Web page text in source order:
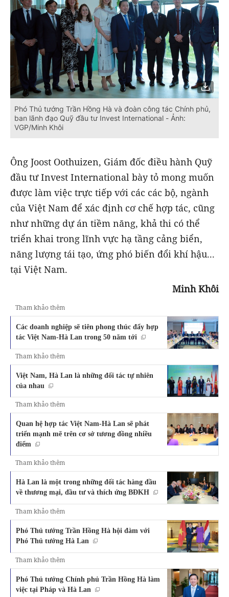
Phó Thủ tướng Trần Hồng Hà và đoàn công tác Chính phủ,
ban lãnh đạo Quỹ đầu tư Invest International - Ảnh:
VGP/Minh Khôi
Ông Joost Oothuizen, Giám đốc điều hành Quỹ
đầu tư Invest International bày tỏ mong muốn
được làm việc trực tiếp với các các bộ, ngành
của Việt Nam để xác định cơ chế hợp tác, cũng
như những dự án tiềm năng, khả thi có thể
triển khai trong lĩnh vực hạ tầng cảng biển,
năng lượng tái tạo, ứng phó biến đổi khí hậu...
tại Việt Nam.
Minh Khôi
Tham khảo thêm
Các doanh nghiệp sẽ tiên phong thúc đẩy hợp
tác Việt Nam-Hà Lan trong 50 năm tới
Tham khảo thêm
Việt Nam, Hà Lan là những đối tác tự nhiên
của nhau
Tham khảo thêm
Quan hệ hợp tác Việt Nam-Hà Lan sẽ phát
triển mạnh mẽ trên cơ sở tương đồng nhiều
điểm
Tham khảo thêm
Hà Lan là một trong những đối tác hàng đầu
về thương mại, đầu tư và thích ứng BĐKH
Tham khảo thêm
Phó Thủ tướng Trần Hồng Hà hội đàm với
Phó Thủ tướng Hà Lan
Tham khảo thêm
Phó Thủ tướng Chính phủ Trần Hồng Hà làm
việc tại Pháp và Hà Lan